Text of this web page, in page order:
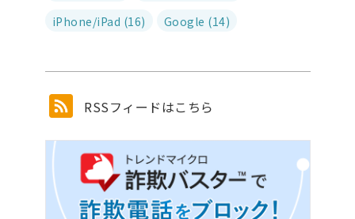
iPhone/iPad (16)
Google (14)
RSSフィードはこちら